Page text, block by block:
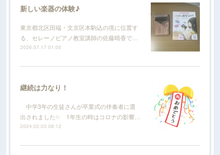
新しい楽器の体験♪
東京都北区田端・文京区本駒込の境に位置す
る、セレーノピアノ教室講師の佐藤晴香で…
2026.07.17 01:00
継続は力なり！
中学3年の生徒さんが卒業式の伴奏者に選
出されました✨ 1年生の時はコロナの影響…
2024.02.03 08:12